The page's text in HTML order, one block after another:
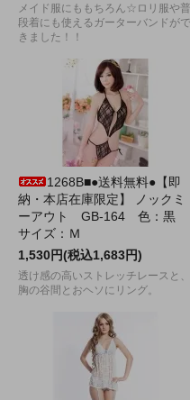
メイド服にももちろん☆ロリ服や普
段着にも使えるガーターバンドがで
きました！！
1268B■●送料無料●【即
納・本店在庫限定】 ノックミ
ーアウト GB-164 色：黒
サイズ：Ｍ
1,530円(税込1,683円)
透け感の高いストレッチレースと、
胸の谷間とおヘソにリング。